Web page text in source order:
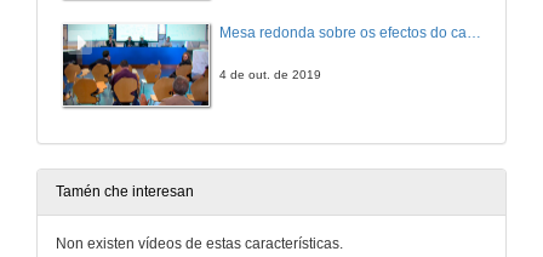
4 de out. de 2019
Tamén che interesan
Non existen vídeos de estas características.